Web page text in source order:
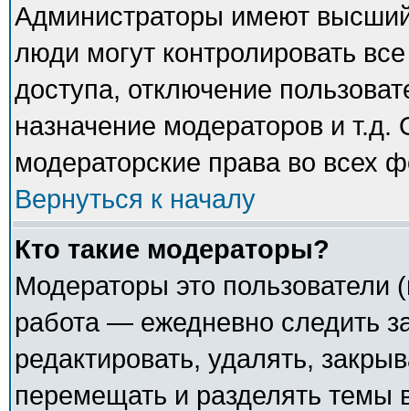
Администраторы имеют
люди могут контролировать
доступа, отключение
назначение модераторов и
модераторские права во всех
Вернуться к началу
Кто такие модераторы?
Модераторы это пользователи
работа — ежедневно следить
редактировать, удалять,
перемещать и разделять темы